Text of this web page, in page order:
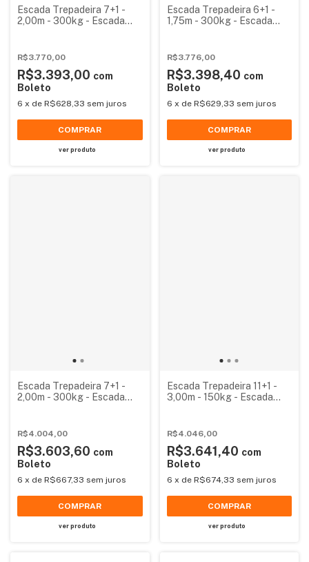
Escada Trepadeira 7+1 -
2,00m - 300kg - Escada
R$3.770,00
R$3.393,00 com
Boleto
6 x de R$628,33 sem juros
COMPRAR
ver produto
Escada Trepadeira 6+1 -
1,75m - 300kg - Escada
(Plataforma 60x60cm)
R$3.776,00
R$3.398,40 com
Boleto
6 x de R$629,33 sem juros
COMPRAR
ver produto
Escada Trepadeira 7+1 -
2,00m - 300kg - Escada
R$4.004,00
R$3.603,60 com
Boleto
6 x de R$667,33 sem juros
COMPRAR
ver produto
Escada Trepadeira 11+1 -
3,00m - 150kg - Escada
R$4.046,00
R$3.641,40 com
Boleto
6 x de R$674,33 sem juros
COMPRAR
ver produto